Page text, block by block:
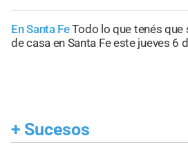
En Santa FeTodo lo que tenés que
de casa en Santa Fe este jueves 6
+ Sucesos